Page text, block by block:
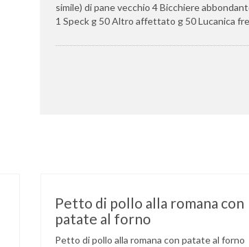
simile) di pane vecchio 4 Bicchiere
1 Speck g 50 Altro affettato g 50 Lucanica
Petto di pollo alla romana con
patate al forno
Petto di pollo alla romana con patate al forno